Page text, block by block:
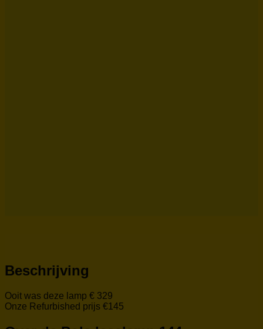
Beschrijving
Ooit was deze lamp € 329
Onze Refurbished prijs €145